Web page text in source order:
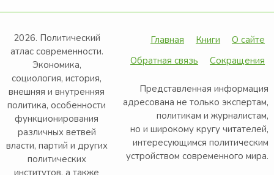
2026. Политический
атлас современности.
Экономика,
социология, история,
внешняя и внутренняя
политика, особенности
функционирования
различных ветвей
власти, партий и других
политических
Главная Книги
О сайте
Обратная связь
Сокращения
Представленная информация
адресована не только экспертам,
политикам и журналистам,
но и широкому кругу читателей,
интересующимся политическим
устройством современного мира.